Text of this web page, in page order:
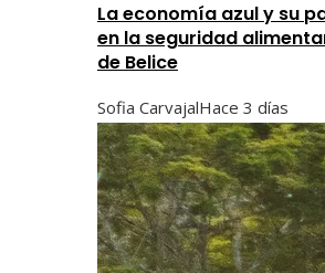
La economía azul y su
en la seguridad
de Belice
Sofia CarvajalHace 3 días